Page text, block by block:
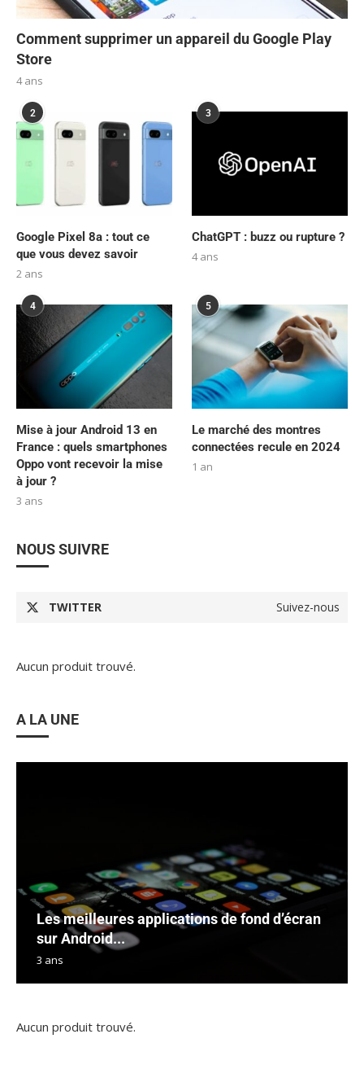
Comment supprimer un appareil du Google Play
Store
4 ans
2
Google Pixel 8a : tout ce
que vous devez savoir
2 ans
3
ChatGPT : buzz ou rupture ?
4 ans
4
Mise à jour Android 13 en
France : quels smartphones
Oppo vont recevoir la mise
à jour ?
3 ans
5
Le marché des montres
connectées recule en 2024
1 an
NOUS SUIVRE
TWITTER Suivez-nous
Aucun produit trouvé.
A LA UNE
Les meilleures applications de fond d’écran
sur Android...
3 ans
Aucun produit trouvé.